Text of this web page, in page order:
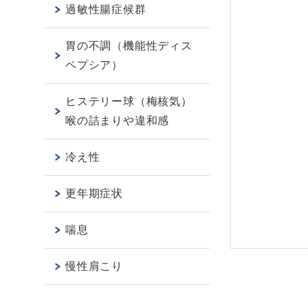
過敏性腸症候群
胃の不調（機能性ディス
ペプシア）
ヒステリー球（梅核気）
喉の詰まりや違和感
冷え性
更年期症状
喘息
慢性肩こり